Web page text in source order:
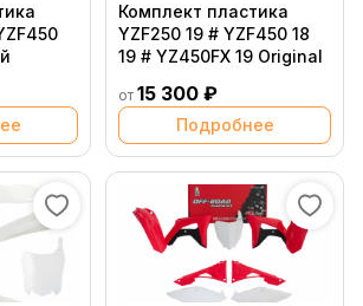
Комплект пластика
YZF250 19 # YZF450 18
19 # YZ450FX 19 Original
от 15 300 ₽
Подробнее